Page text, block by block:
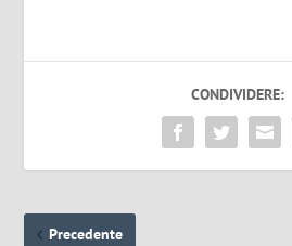
CONDIVIDERE:
Precedente